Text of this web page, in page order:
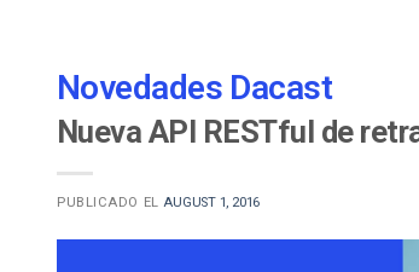
Novedades Dacast
Nueva API RESTful de
PUBLICADO ELAUGUST 1, 2016